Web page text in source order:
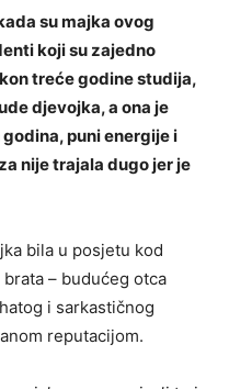
su majka ovog
koji su zajedno
treće godine studija,
djevojka, a ona je
puni energije i
nije trajala dugo jer je
bila u posjetu kod
– budućeg otca
i sarkastičnog
reputacijom.